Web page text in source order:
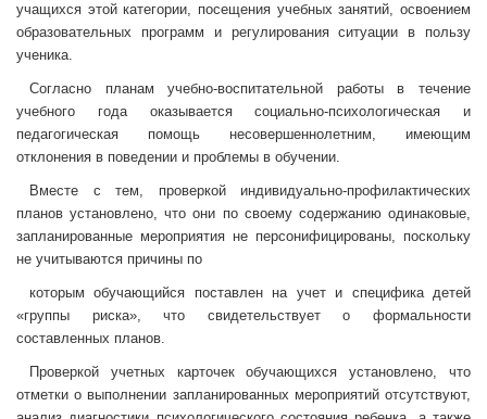
учащихся этой категории, посещения учебных занятий, освоением
образовательных программ и регулирования ситуации в пользу
ученика.
Согласно планам учебно-воспитательной работы в течение
учебного года оказывается социально-психологическая и
педагогическая помощь несовершеннолетним, имеющим
отклонения в поведении и проблемы в обучении.
Вместе с тем, проверкой индивидуально-профилактических
планов установлено, что они по своему содержанию одинаковые,
запланированные мероприятия не персонифицированы, поскольку
не учитываются причины по
которым обучающийся поставлен на учет и специфика детей
«группы риска», что свидетельствует о формальности
составленных планов.
Проверкой учетных карточек обучающихся установлено, что
отметки о выполнении запланированных мероприятий отсутствуют,